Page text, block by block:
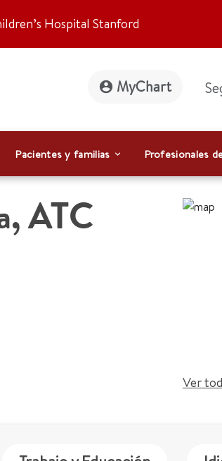
Hospital Stanford
MyChart
Pacientes y familias Profesionales
,ATC
Ver